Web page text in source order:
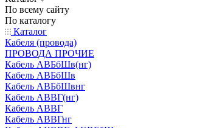
По всему сайту
По каталогу
Каталог
Кабеля (провода)
ПРОВОДА ПРОЧИЕ
Кабель АВБбШв(нг)
Кабель АВБбШв
Кабель АВБбШвнг
Кабель АВВГ(нг)
Кабель АВВГ
Кабель АВВГнг